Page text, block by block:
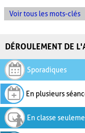
Voir tous les mots-clés
DÉROULEMENT DE
Sporadiques
En plusieurs
En classe